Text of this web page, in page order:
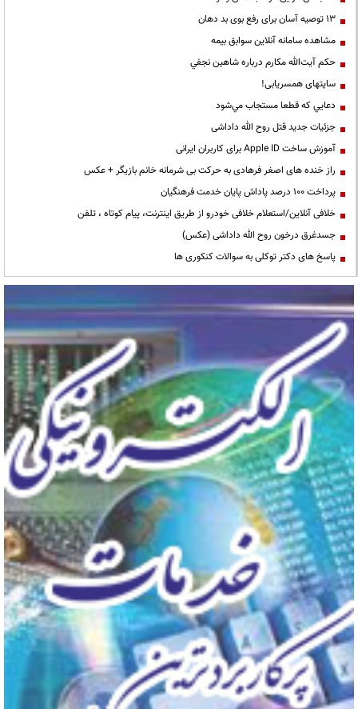
13 توصیه آسان برای رفع بوی بد دهان
مشاهده سامانه آنلاين سوابق بیمه
حكم آيت‌الله مكارم درباره شاهين نجفي
سایتهای همسریابی!
دعايي كه قطعا مستجاب مي‌شود
جزئیات جدید قتل روح الله داداشی
آموزش ساخت Apple ID برای کاربران ایرانی
راز خنده های اصغر فرهادی به حرکت بی شرمانه خانم بازیگر + عکس
پرداخت ۱۰۰ درصد پاداش پایان خدمت فرهنگیان
خلافی آنلاین/استعلام خلافی خودرو از طریق اینترنت، پیام کوتاه ، تلفن
جسدغرق درخون روح الله داداشی (عکس)
پاسخ های دکتر توکلی به سوالات کنکوری ها